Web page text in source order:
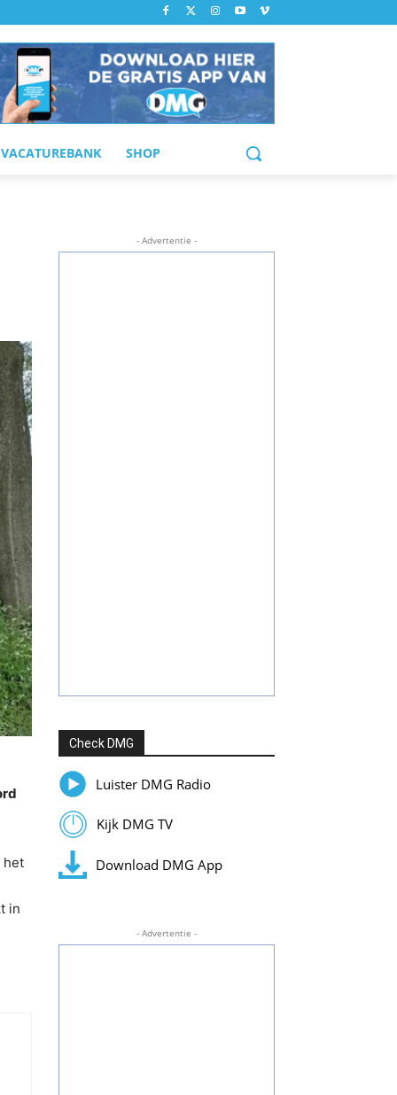
VACATUREBANK SHOP
het
in
- Advertentie -
Check DMG
Luister DMG Radio
Kijk DMG TV
Download DMG App
- Advertentie -